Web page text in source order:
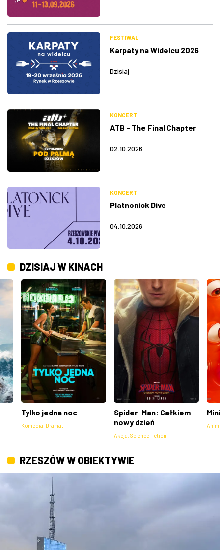
FESTIWAL
Karpaty na Widelcu 2026
Dzisiaj
KONCERT
ATB - The Final Chapter
02.10.2026
KONCERT
Platnonick Dive
04.10.2026
DZISIAJ W KINACH
Tylko jedna noc
Komedia, Dramat
Spider-Man: Całkiem
nowy dzień
Akcja, Science fiction
RZESZÓW W OBIEKTYWIE